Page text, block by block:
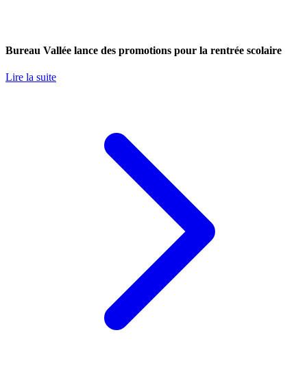
Bureau Vallée lance des promotions pour la rentrée scolaire
Lire la suite